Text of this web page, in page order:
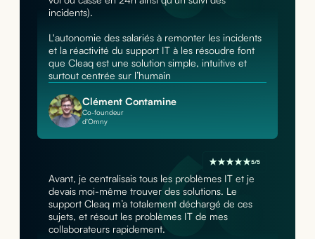
incidents).
L'autonomie des salariés à remonter les incidents
et la réactivité du support IT à les résoudre font
que Cleaq est une solution simple, intuitive et
surtout centrée sur l’humain
Clément Contamine
Co-foundeur
d'Omny
5/5
Avant, je centralisais tous les problèmes IT et je
devais moi-même trouver des solutions. Le
support Cleaq m’a totalement déchargé de ces
sujets, et résout les problèmes IT de mes
collaborateurs rapidement.